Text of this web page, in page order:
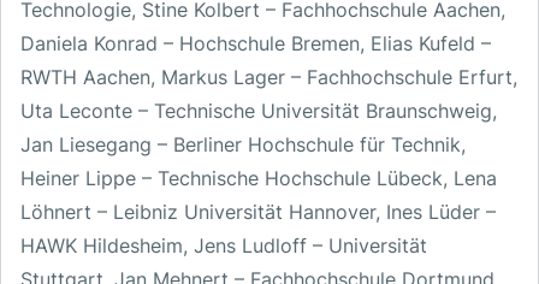
Technologie, Stine Kolbert – Fachhochschule Aachen,
Daniela Konrad – Hochschule Bremen, Elias Kufeld –
RWTH Aachen, Markus Lager – Fachhochschule Erfurt,
Uta Leconte – Technische Universität Braunschweig,
Jan Liesegang – Berliner Hochschule für Technik,
Heiner Lippe – Technische Hochschule Lübeck, Lena
Löhnert – Leibniz Universität Hannover, Ines Lüder –
HAWK Hildesheim, Jens Ludloff – Universität